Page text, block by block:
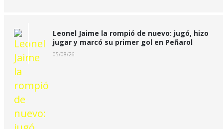
Leonel Jaime la rompió de nuevo: jugó, hizo
jugar y marcó su primer gol en Peñarol
05/08/26